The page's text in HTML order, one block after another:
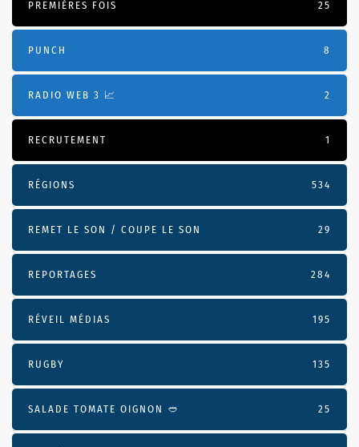
PREMIÈRES FOIS 25
PUNCH 8
RADIO WEB 3 📈 2
RECRUTEMENT 1
RÉGIONS 534
REMET LE SON / COUPE LE SON 29
REPORTAGES 284
RÉVEIL MÉDIAS 195
RUGBY 135
SALADE TOMATE OIGNON 🥙 25